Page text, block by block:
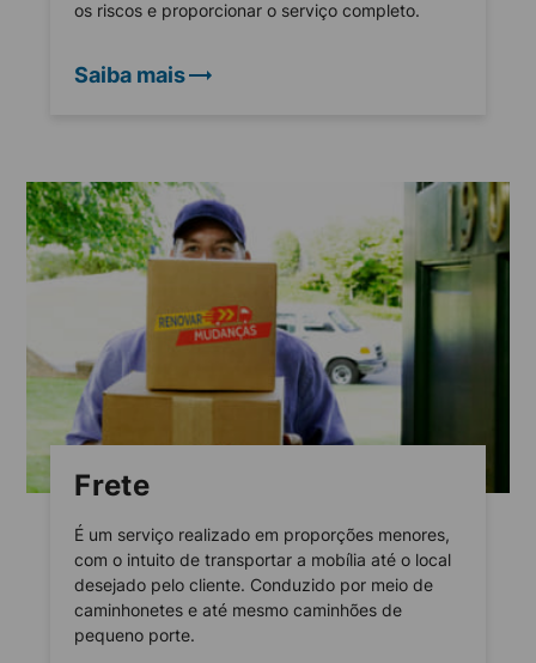
os riscos e proporcionar o serviço completo.
Saiba mais
Frete
É um serviço realizado em proporções menores,
com o intuito de transportar a mobília até o local
desejado pelo cliente. Conduzido por meio de
caminhonetes e até mesmo caminhões de
pequeno porte.